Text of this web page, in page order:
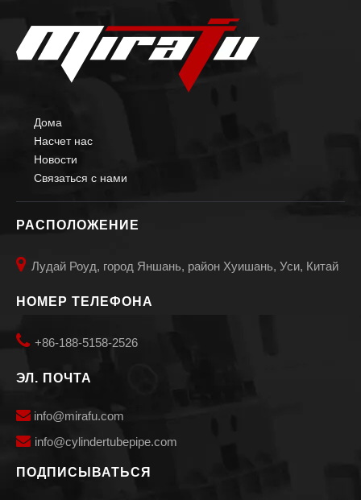
Дома
Насчет нас
Новости
Связаться с нами
РАСПОЛОЖЕНИЕ
 Лудай Роуд, город Яншань, район Хуишань, Уси, Китай
НОМЕР ТЕЛЕФОНА
 +86-188-5158-2526
ЭЛ. ПОЧТА
 info@mirafu.com
 info@cylindertubepipe.com
ПОДПИСЫВАТЬСЯ